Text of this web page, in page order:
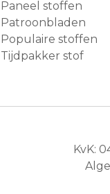
Paneel stoffen
Patroonbladen
Populaire stoffen
Tijdpakker stof
KvK: